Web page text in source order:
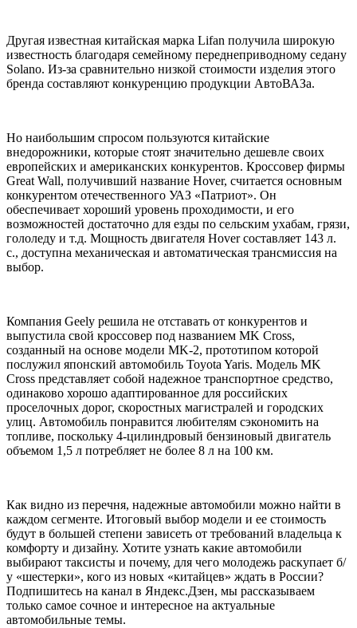
Другая известная китайская марка Lifan получила широкую
известность благодаря семейному переднеприводному седану
Solano. Из-за сравнительно низкой стоимости изделия этого
бренда составляют конкуренцию продукции АвтоВАЗа.
Но наибольшим спросом пользуются китайские
внедорожники, которые стоят значительно дешевле своих
европейских и американских конкурентов. Кроссовер фирмы
Great Wall, получивший название Hover, считается основным
конкурентом отечественного УАЗ «Патриот». Он
обеспечивает хороший уровень проходимости, и его
возможностей достаточно для езды по сельским ухабам, грязи,
гололеду и т.д. Мощность двигателя Hover составляет 143 л.
с., доступна механическая и автоматическая трансмиссия на
выбор.
Компания Geely решила не отставать от конкурентов и
выпустила свой кроссовер под названием MK Cross,
созданный на основе модели MK-2, прототипом которой
послужил японский автомобиль Toyota Yaris. Модель MK
Cross представляет собой надежное транспортное средство,
одинаково хорошо адаптированное для российских
проселочных дорог, скоростных магистралей и городских
улиц. Автомобиль понравится любителям сэкономить на
топливе, поскольку 4-цилиндровый бензиновый двигатель
объемом 1,5 л потребляет не более 8 л на 100 км.
Как видно из перечня, надежные автомобили можно найти в
каждом сегменте. Итоговый выбор модели и ее стоимость
будут в большей степени зависеть от требований владельца к
комфорту и дизайну. Хотите узнать какие автомобили
выбирают таксисты и почему, для чего молодежь раскупает б/
у «шестерки», кого из новых «китайцев» ждать в России?
Подпишитесь на канал в Яндекс.Дзен, мы рассказываем
только самое сочное и интересное на актуальные
автомобильные темы.